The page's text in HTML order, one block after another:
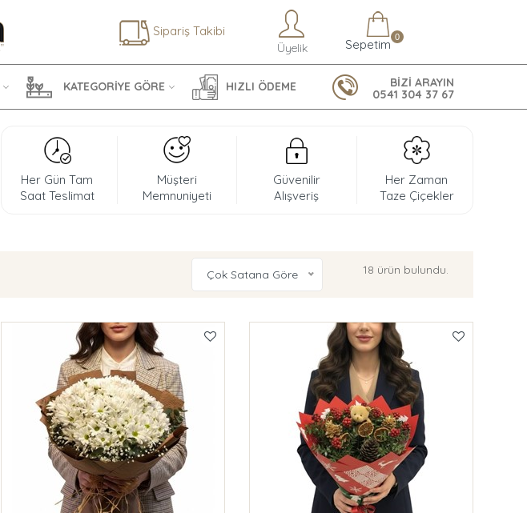
Sipariş Takibi
Üyelik Sepetim 0
KATEGORİYE GÖRE HIZLI ÖDEME
BİZİ ARAYIN
0541 304 37 67
Her Gün Tam
Saat Teslimat
Müşteri
Memnuniyeti
Güvenilir
Alışveriş
Her Zaman
Taze Çiçekler
Çok Satana Göre 18 ürün bulundu.